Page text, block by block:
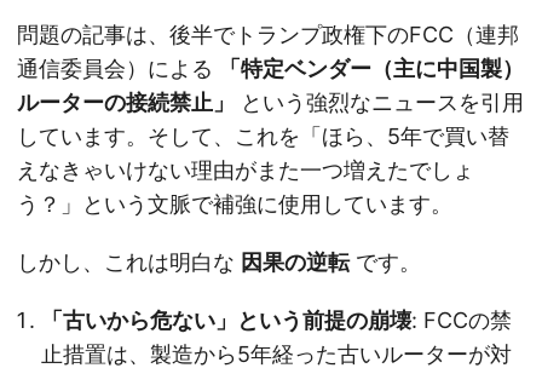
問題の記事は、後半でトランプ政権下のFCC（連邦
通信委員会）による
「特定ベンダー（主に中国製）
ルーターの接続禁止」
という強烈なニュースを引用
しています。そして、これを「ほら、5年で買い替
えなきゃいけない理由がまた一つ増えたでしょ
う？」という文脈で補強に使用しています。
しかし、これは明白な 因果の逆転です。
「古いから危ない」という前提の崩壊: FCCの禁
止措置は、製造から5年経った古いルーターが対